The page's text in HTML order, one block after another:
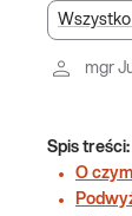
mgr
Spis treści:
O